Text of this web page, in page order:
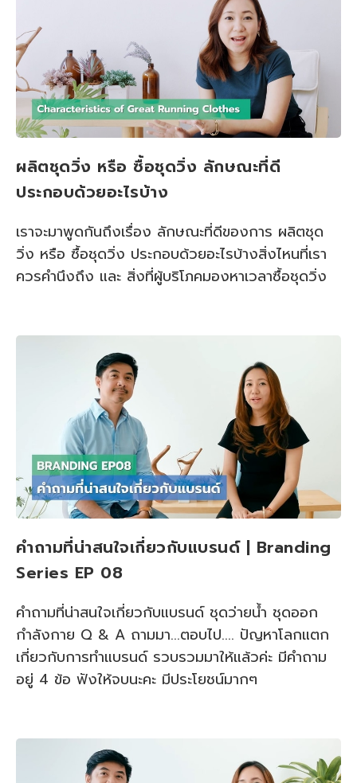
ผลิตชุดวิ่ง หรือ ซื้อชุดวิ่ง ลักษณะที่ดี
ประกอบด้วยอะไรบ้าง
เราจะมาพูดกันถึงเรื่อง ลักษณะที่ดีของการ ผลิตชุด
วิ่ง หรือ ซื้อชุดวิ่ง ประกอบด้วยอะไรบ้างสิ่งไหนที่เรา
ควรคำนึงถึง และ สิ่งที่ผู้บริโภคมองหาเวลาซื้อชุดวิ่ง
คำถามที่น่าสนใจเกี่ยวกับแบรนด์ | Branding
Series EP 08
คำถามที่น่าสนใจเกี่ยวกับแบรนด์ ชุดว่ายน้ำ ชุดออก
กำลังกาย Q & A ถามมา...ตอบไป.... ปัญหาโลกแตก
เกี่ยวกับการทำแบรนด์ รวบรวมมาให้แล้วค่ะ มีคำถาม
อยู่ 4 ข้อ ฟังให้จบนะคะ มีประโยชน์มากๆ